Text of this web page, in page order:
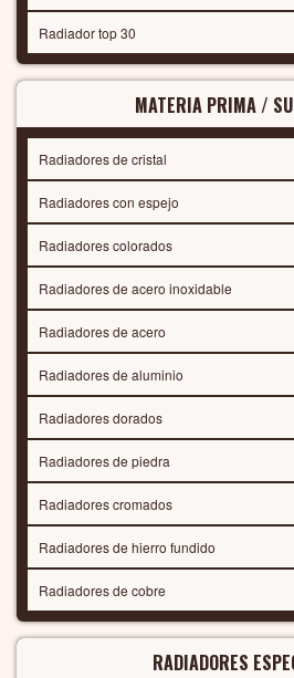
Radiador top 30
MATERIA PRIMA /
Radiadores de cristal
Radiadores con espejo
Radiadores colorados
Radiadores de acero inoxidable
Radiadores de acero
Radiadores de aluminio
Radiadores dorados
Radiadores de piedra
Radiadores cromados
Radiadores de hierro fundido
Radiadores de cobre
RADIADORES